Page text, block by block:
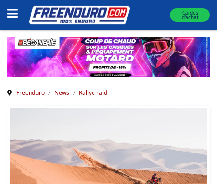
Guides
d'achat
Freenduro News Rallye raid